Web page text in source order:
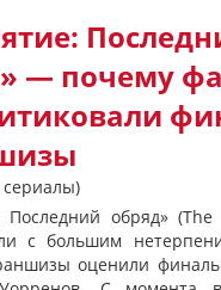
— почему
Последний обряд»
с большим
оценили